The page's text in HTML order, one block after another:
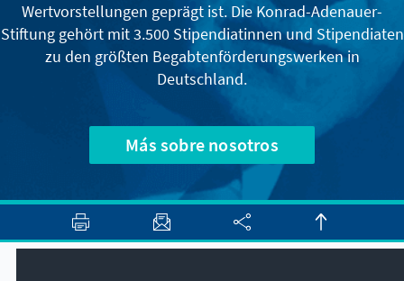
Wertvorstellungen geprägt ist. Die Konrad-Adenauer-
Stiftung gehört mit 3.500 Stipendiatinnen und Stipendiaten
zu den größten Begabtenförderungswerken in
Deutschland.
Más sobre nosotros